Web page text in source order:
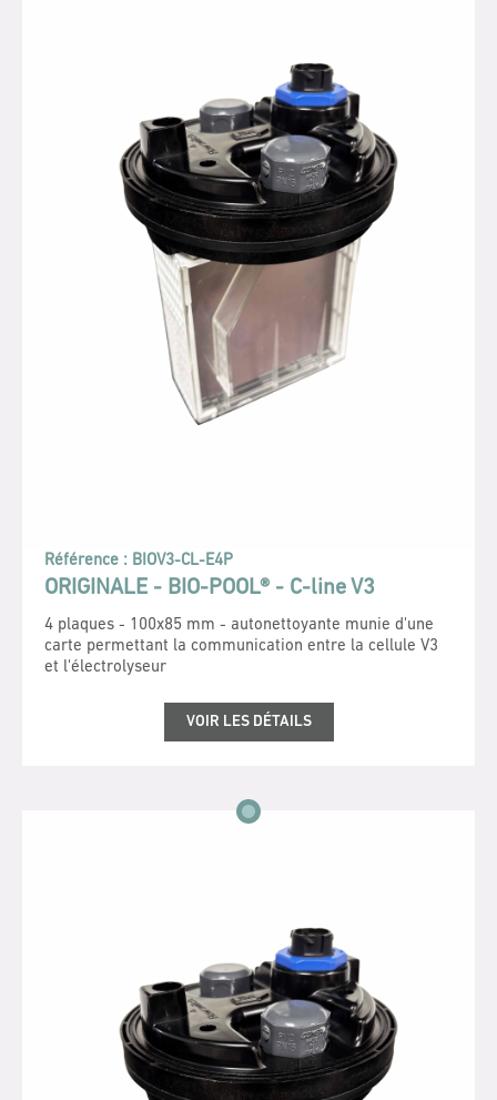
Référence : BIOV3-CL-E4P
ORIGINALE - BIO-POOL® - C-line V3
4 plaques - 100x85 mm - autonettoyante munie d'une
carte permettant la communication entre la cellule V3
et l'électrolyseur
VOIR LES DÉTAILS